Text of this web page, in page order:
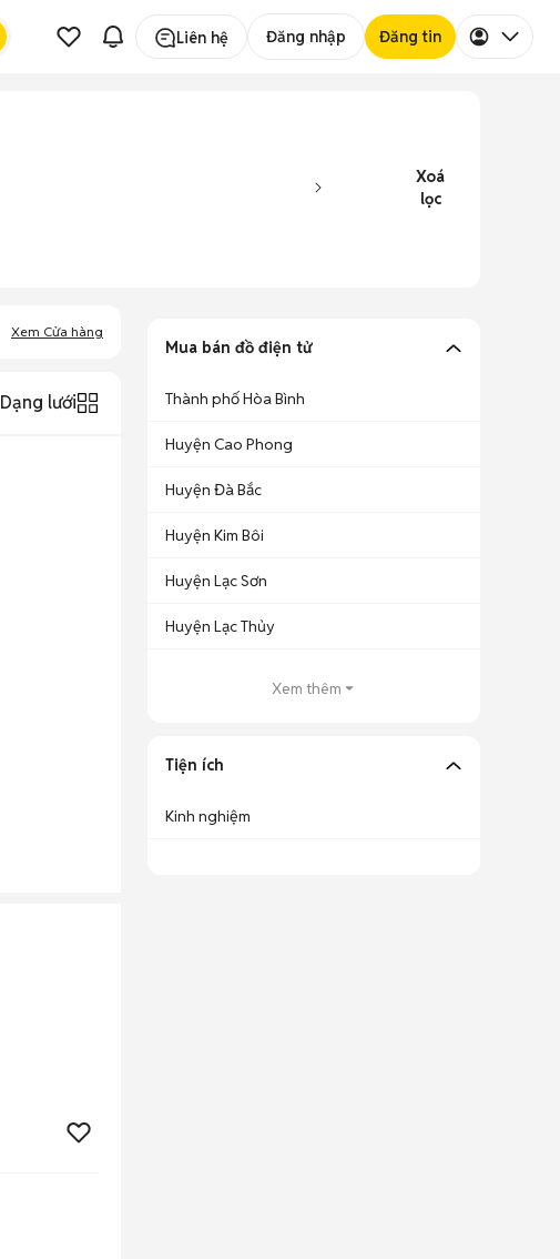
Liên hệ Đăng nhập Đăng tin
Xoá
lọc
Xem Cửa hàng
Dạng lưới
Mua bán đồ điện tử
Thành phố Hòa Bình
Huyện Cao Phong
Huyện Đà Bắc
Huyện Kim Bôi
Huyện Lạc Sơn
Huyện Lạc Thủy
Xem thêm
Tiện ích
Kinh nghiệm